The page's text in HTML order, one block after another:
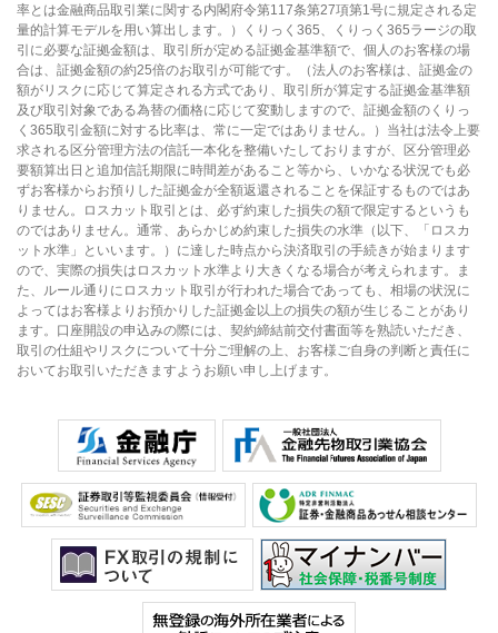
率とは金融商品取引業に関する内閣府令第117条第27項第1号に規定される定
量的計算モデルを用い算出します。）くりっく365、くりっく365ラージの取
引に必要な証拠金額は、取引所が定める証拠金基準額で、個人のお客様の場
合は、証拠金額の約25倍のお取引が可能です。（法人のお客様は、証拠金の
額がリスクに応じて算定される方式であり、取引所が算定する証拠金基準額
及び取引対象である為替の価格に応じて変動しますので、証拠金額のくりっ
く365取引金額に対する比率は、常に一定ではありません。）当社は法令上要
求される区分管理方法の信託一本化を整備いたしておりますが、区分管理必
要額算出日と追加信託期限に時間差があること等から、いかなる状況でも必
ずお客様からお預りした証拠金が全額返還されることを保証するものではあ
りません。ロスカット取引とは、必ず約束した損失の額で限定するというも
のではありません。通常、あらかじめ約束した損失の水準（以下、「ロスカ
ット水準」といいます。）に達した時点から決済取引の手続きが始まります
ので、実際の損失はロスカット水準より大きくなる場合が考えられます。ま
た、ルール通りにロスカット取引が行われた場合であっても、相場の状況に
よってはお客様よりお預かりした証拠金以上の損失の額が生じることがあり
ます。口座開設の申込みの際には、契約締結前交付書面等を熟読いただき、
取引の仕組やリスクについて十分ご理解の上、お客様ご自身の判断と責任に
おいてお取引いただきますようお願い申し上げます。